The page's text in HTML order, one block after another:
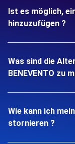
Ist es möglich,
hinzuzufügen ?
Was sind die
BENEVENTO zu
Wie kann ich
stornieren ?